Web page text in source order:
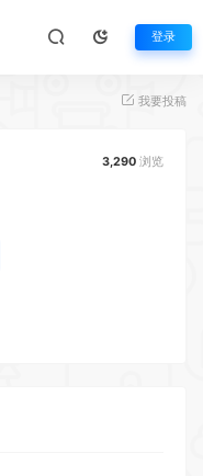
登录
我要投稿
3,290 浏览